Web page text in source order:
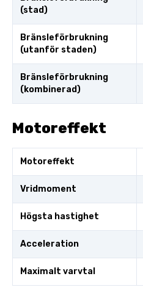
(stad)
Bränsleförbrukning
(utanför staden)
Bränsleförbrukning
(kombinerad)
Motoreffekt
Motoreffekt
Vridmoment
Högsta hastighet
Acceleration
Maximalt varvtal